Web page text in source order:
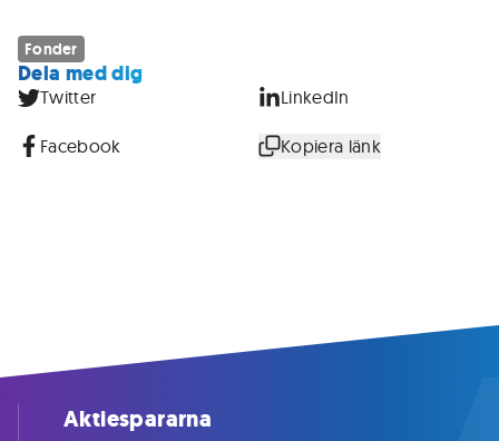
Fonder
Dela med dig
Twitter LinkedIn
Facebook Kopiera länk
Aktiespararna